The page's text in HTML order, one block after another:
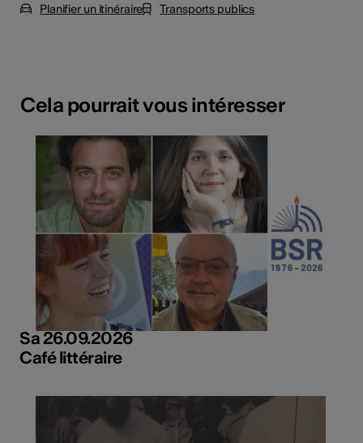
Planifier un itinéraire
Transports publics
Cela pourrait vous intéresser
Sa 26.09.2026
Café littéraire